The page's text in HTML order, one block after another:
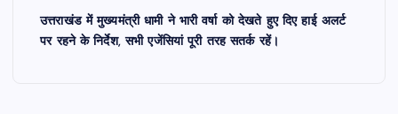
उत्तराखंड में मुख्यमंत्री धामी ने भारी वर्षा को देखते हुए दिए हाई अलर्ट
पर रहने के निर्देश, सभी एजेंसियां पूरी तरह सतर्क रहें।